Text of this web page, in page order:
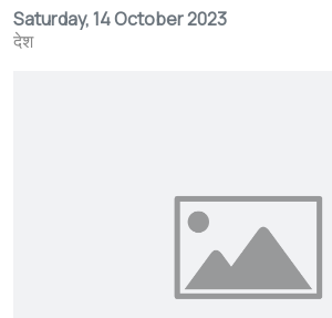
Saturday, 14 October 2023
देश